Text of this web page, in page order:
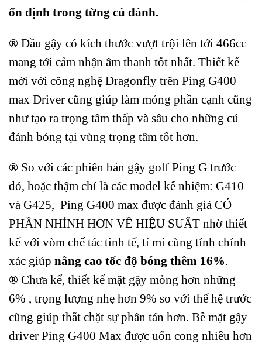
ổn định trong từng cú đánh.
® Đầu gậy có kích thước vượt trội lên tới 466cc
mang tới cảm nhận âm thanh tốt nhất. Thiết kế
mới với công nghệ Dragonfly trên Ping G400
max Driver cũng giúp làm mỏng phần cạnh cũng
như tạo ra trọng tâm thấp và sâu cho những cú
đánh bóng tại vùng trọng tâm tốt hơn.
® So với các phiên bản gậy golf Ping G trước
đó, hoặc thậm chí là các model kế nhiệm: G410
và G425, Ping G400 max được đánh giá CÓ
PHẦN NHỈNH HƠN VỀ HIỆU SUẤT nhờ thiết
kế với vòm chế tác tinh tế, tỉ mỉ cùng tính chính
xác giúp nâng cao tốc độ bóng thêm 16%.
® Chưa kể, thiết kế mặt gậy mỏng hơn những
6% , trọng lượng nhẹ hơn 9% so với thế hệ trước
cũng giúp thắt chặt sự phân tán hơn. Bề mặt gậy
driver Ping G400 Max được uốn cong nhiều hơn